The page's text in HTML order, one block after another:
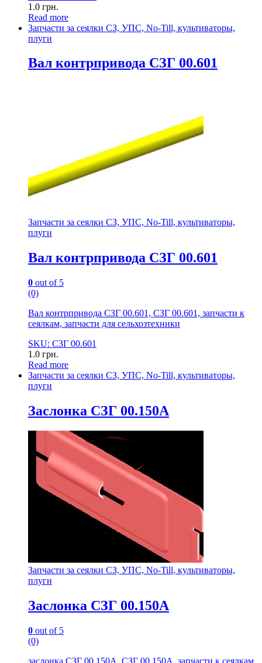
1.0 грн.
Read more
Запчасти за сеялки СЗ, УПС, No-Till, культиваторы,
плуги
Вал контрпривода СЗГ 00.601
Запчасти за сеялки СЗ, УПС, No-Till, культиваторы,
плуги
Вал контрпривода СЗГ 00.601
0 out of 5
(0)
Вал контрпривода СЗГ 00.601, СЗГ 00.601, запчасти к
сеялкам, запчасти для сельхозтехники
SKU: СЗГ 00.601
1.0 грн.
Read more
Запчасти за сеялки СЗ, УПС, No-Till, культиваторы,
плуги
Заслонка СЗГ 00.150А
Запчасти за сеялки СЗ, УПС, No-Till, культиваторы,
плуги
Заслонка СЗГ 00.150А
0 out of 5
(0)
заслонка СЗГ 00.150А, СЗГ 00.150А, запчасти к сеялкам,